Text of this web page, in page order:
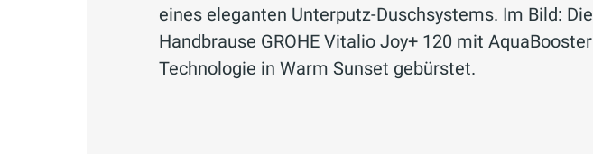
eines eleganten Unterputz-Duschsystems. Im Bild: Die
Handbrause GROHE Vitalio Joy+ 120 mit AquaBooster
Technologie in Warm Sunset gebürstet.